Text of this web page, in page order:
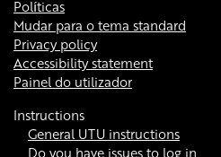
Políticas
Mudar para o tema standard
Privacy policy
Accessibility statement
Painel do utilizador
Instructions
General UTU instructions
Do you have issues to log in